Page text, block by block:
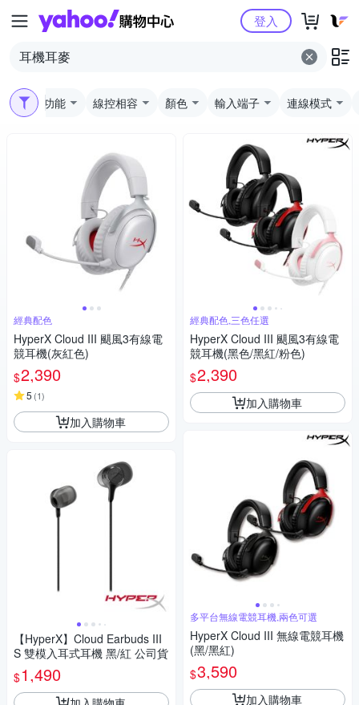
Yahoo購物中心登入
耳機功能 線控相容 顏色 輸入端子 連線模式
經典配色
HyperX Cloud III 颶風3有線電
競耳機(灰紅色)
$2,390
5 (1)
加入購物車
【HyperX】Cloud Earbuds III
S 雙模入耳式耳機 黑/紅 公司貨
$1,490
經典配色,三色任選
HyperX Cloud III 颶風3有線電
競耳機(黑色/黑紅/粉色)
$2,390
加入購物車
多平台無線電競耳機,兩色可選
HyperX Cloud III 無線電競耳機
(黑/黑紅)
$3,590
加入購物車